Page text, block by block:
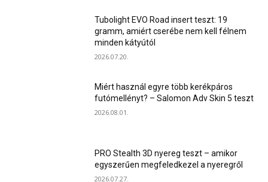
Tubolight EVO Road insert teszt: 19
gramm, amiért cserébe nem kell félnem
minden kátyútól
2026.07.20.
Miért használ egyre több kerékpáros
futómellényt? – Salomon Adv Skin 5 teszt
2026.08.01.
PRO Stealth 3D nyereg teszt – amikor
egyszerűen megfeledkezel a nyeregről
2026.07.27.